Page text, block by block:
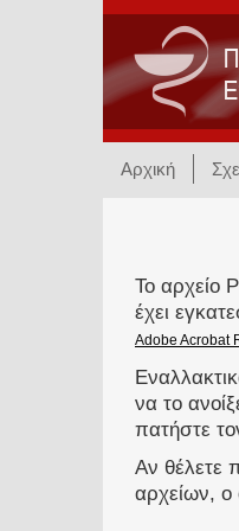
Αρχική
Το αρχείο
έχει
Adobe Acrobat
να το
πατήστε
Αν θέλετε
αρχείων, ο